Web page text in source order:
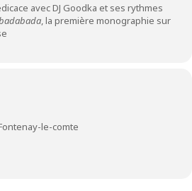
avec DJ Goodka et ses rythmes
, la première monographie sur
le-comte